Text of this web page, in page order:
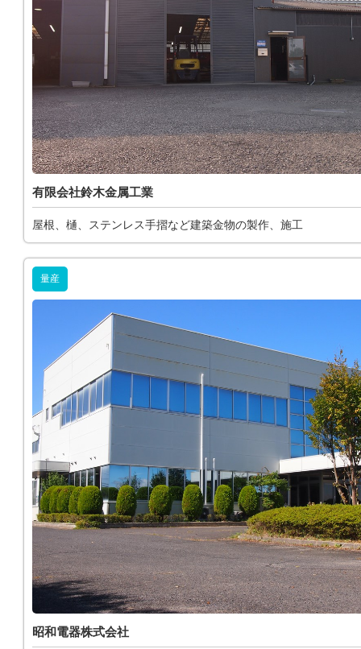
有限会社鈴木金属工業
屋根、樋、ステンレス手摺など建築金物の製作、施工
量産
昭和電器株式会社